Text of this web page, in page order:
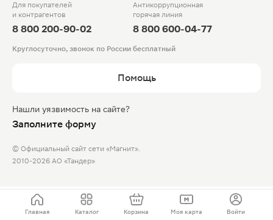
Для покупателей
и контрагентов
8 800 200-90-02
Антикоррупционная
горячая линия
8 800 600-04-77
Круглосуточно, звонок по России бесплатный
Помощь
Нашли уязвимость на сайте?
Заполните форму
© Официальный сайт сети «Магнит».
2010-2026 АО «Тандер»
Главная Каталог Корзина Моя карта Войти